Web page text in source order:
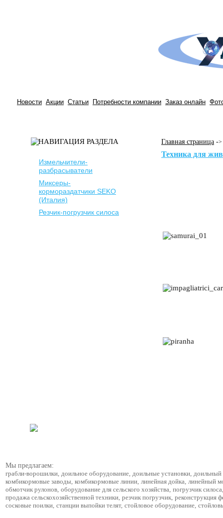
Новости Акции Статьи Потребности компании Заказ онлайн
Главная страница ->
Измельчители-
разбрасыватели
Миксеры-
кормораздатчики SEKO
(Италия)
Резчик-погрузчик силоса
Техника для
Мы предлагаем:
грабли-ворошилки, доильное оборудование, доильные установки, доильный
комбикормовые заводы, комбикормовые линии, линейная дойка, линейный
обмотчик рулонов, оборудование для сельского хозяйства, погрузчик силоса,
продажа сельскохозяйственной техники, резчик погрузчик, реконструкция
сосковые поилки, станции выпойки телят, стойловое оборудование,